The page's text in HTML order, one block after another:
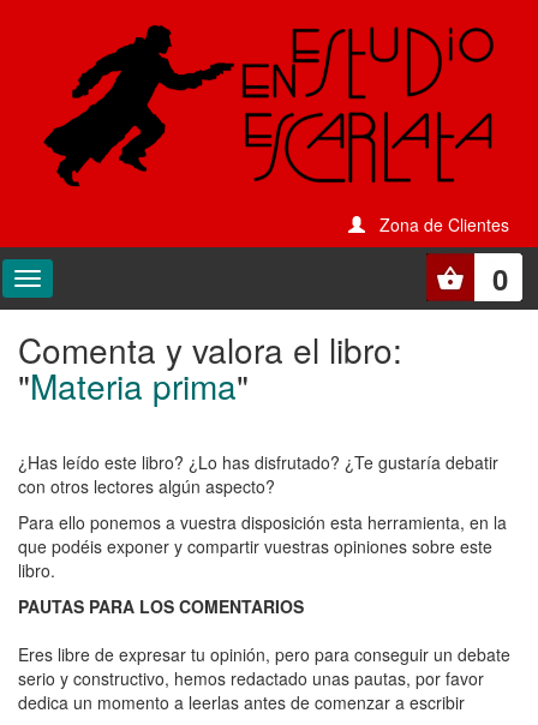
Zona de Clientes
0
Comenta
y
valora
el
libro:
Materia
prima
Comenta y valora el libro:
"Materia prima"
¿Has leído este libro? ¿Lo has disfrutado? ¿Te gustaría debatir
con otros lectores algún aspecto?
Para ello ponemos a vuestra disposición esta herramienta, en la
que podéis exponer y compartir vuestras opiniones sobre este
libro.
PAUTAS PARA LOS COMENTARIOS
Eres libre de expresar tu opinión, pero para conseguir un debate
serio y constructivo, hemos redactado unas pautas, por favor
dedica un momento a leerlas antes de comenzar a escribir